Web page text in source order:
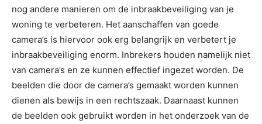
nog andere manieren om de inbraakbeveiliging van je
woning te verbeteren. Het aanschaffen van goede
camera’s is hiervoor ook erg belangrijk en verbetert je
inbraakbeveiliging enorm. Inbrekers houden namelijk niet
van camera’s en ze kunnen effectief ingezet worden. De
beelden die door de camera’s gemaakt worden kunnen
dienen als bewijs in een rechtszaak. Daarnaast kunnen
de beelden ook gebruikt worden in het onderzoek van de